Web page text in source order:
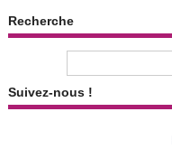
Recherche
Suivez-nous !